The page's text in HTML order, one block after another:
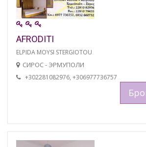
AFRODITI
ELPIDA MOYSI STERGIOTOU
СИРОС - ЭРМУПОЛИ
+302281082976, +306977736757